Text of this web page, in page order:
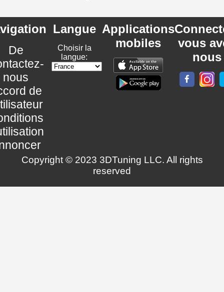
De
nous
de
Langue
Choisir la
langue:
Applications
mobiles
vous
nous
Copyright © 2023 3DTuning LLC. All rights
reserved